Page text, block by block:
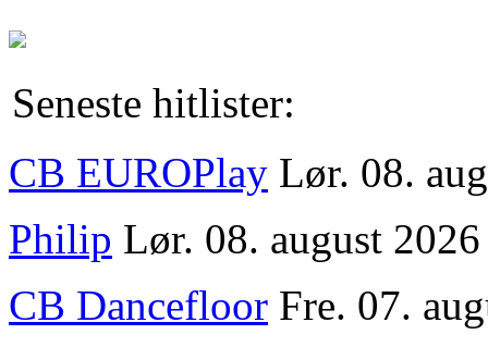
Seneste hitlister:
CB EUROPlay Lør. 08.
Philip Lør. 08. august
CB Dancefloor Fre. 07.